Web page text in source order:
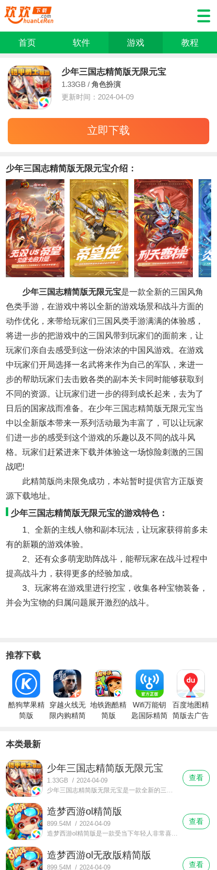
首页 软件 游戏 教程
少年三国志精简版无限元宝
1.33GB / 角色扮演
更新时间：2024-04-09
立即下载
少年三国志精简版无限元宝介绍：
少年三国志精简版无限元宝是一款全新的三国风角
色类手游，在游戏中将以全新的游戏场景和战斗方面的
动作优化，来带给玩家们三国风类手游满满的体验感，
将进一步的把游戏中的三国风带到玩家们的面前来，让
玩家们亲自去感受到这一份浓浓的中国风游戏。在游戏
中玩家们开局选择一名武将来作为自己的军队，来进一
步的帮助玩家们去击败各类的副本关卡同时能够获取到
不同的资源。让玩家们进一步的得到成长起来，去为了
日后的国家战而准备。在少年三国志精简版无限元宝当
中以全新版本带来一系列活动最为丰富了，可以让玩家
们进一步的感受到这个游戏的乐趣以及不同的战斗风
格。玩家们赶紧进来下载并体验这一场惊险刺激的三国
战吧!
此精简版尚未限免成功，本站暂时提供官方正版资
源下载地址。
少年三国志精简版无限元宝的游戏特色：
1、全新的主线人物和副本玩法，让玩家获得前多未
有的新颖的游戏体验。
2、还有众多萌宠助阵战斗，能帮玩家在战斗过程中
提高战斗力，获得更多的经验加成。
3、玩家将在游戏里进行挖宝，收集各种宝物装备，
并会为宝物的归属问题展开激烈的战斗。
推荐下载
酷狗苹果精
简版
穿越火线无
限内购精简
地铁跑酷精
简版
Wifi万能钥
匙国际精简
百度地图精
简版去广告
本类最新
少年三国志精简版无限元宝
1.33GB / 2024-04-09
查看
造梦西游ol精简版
899.54M / 2024-04-09
造梦西游ol精简版是一款受当下年轻人非常喜爱的西游风格的角色手游，全新的游戏场景设计界面、全新的角色风格体系、全新优美的战斗场景等全方面系列的体验，将一步步的带给玩家们去体验到游戏内不同的元素风格。
查看
造梦西游ol无敌版精简版
899.54M / 2024-04-09 查看